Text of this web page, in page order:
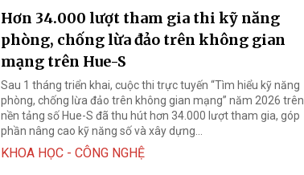
Hơn 34.000 lượt tham gia thi kỹ năng
phòng, chống lừa đảo trên không gian
mạng trên Hue-S
Sau 1 tháng triển khai, cuộc thi trực tuyến “Tìm hiểu kỹ năng
phòng, chống lừa đảo trên không gian mạng” năm 2026 trên
nền tảng số Hue-S đã thu hút hơn 34.000 lượt tham gia, góp
phần nâng cao kỹ năng số và xây dựng...
KHOA HỌC - CÔNG NGHỆ